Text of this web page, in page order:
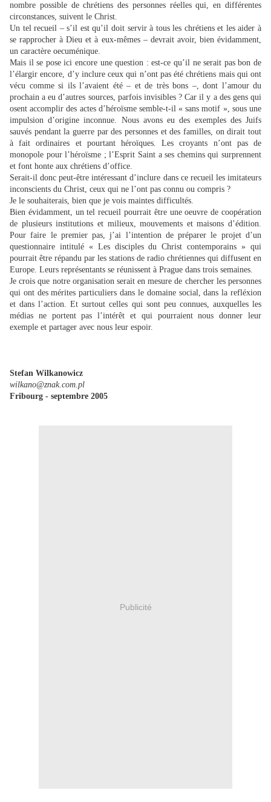
nombre possible de chrétiens des personnes réelles qui, en différentes
circonstances, suivent le Christ.
Un tel recueil – s’il est qu’il doit servir à tous les chrétiens et les aider à
se rapprocher à Dieu et à eux-mêmes – devrait avoir, bien évidamment,
un caractère oecuménique.
Mais il se pose ici encore une question : est-ce qu’il ne serait pas bon de
l’élargir encore, d’y inclure ceux qui n’ont pas été chrétiens mais qui ont
vécu comme si ils l’avaient été – et de très bons –, dont l’amour du
prochain a eu d’autres sources, parfois invisibles ? Car il y a des gens qui
osent accomplir des actes d’héroïsme semble-t-il « sans motif », sous une
impulsion d’origine inconnue. Nous avons eu des exemples des Juifs
sauvés pendant la guerre par des personnes et des familles, on dirait tout
à fait ordinaires et pourtant héroïques. Les croyants n’ont pas de
monopole pour l’héroïsme ; l’Esprit Saint a ses chemins qui surprennent
et font honte aux chrétiens d’office.
Serait-il donc peut-être intéressant d’inclure dans ce recueil les imitateurs
inconscients du Christ, ceux qui ne l’ont pas connu ou compris ?
Je le souhaiterais, bien que je vois maintes difficultés.
Bien évidamment, un tel recueil pourrait être une oeuvre de coopération
de plusieurs institutions et milieux, mouvements et maisons d’édition.
Pour faire le premier pas, j’ai l’intention de préparer le projet d’un
questionnaire intitulé « Les disciples du Christ contemporains » qui
pourrait être répandu par les stations de radio chrétiennes qui diffusent en
Europe. Leurs représentants se réunissent à Prague dans trois semaines.
Je crois que notre organisation serait en mesure de chercher les personnes
qui ont des mérites particuliers dans le domaine social, dans la refléxion
et dans l’action. Et surtout celles qui sont peu connues, auxquelles les
médias ne portent pas l’intérêt et qui pourraient nous donner leur
exemple et partager avec nous leur espoir.
Stefan Wilkanowicz
wilkano@znak.com.pl
Fribourg - septembre 2005
Publicité